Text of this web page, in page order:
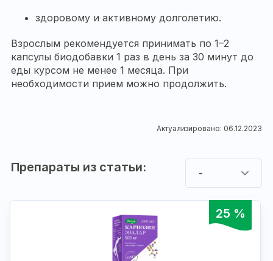
здоровому и активному долголетию.
Взрослым рекомендуется принимать по 1–2
капсулы биодобавки 1 раз в день за 30 минут до
еды курсом не менее 1 месяца. При
необходимости прием можно продолжить.
Актуализировано: 06.12.2023
Препараты из статьи: -
25 %